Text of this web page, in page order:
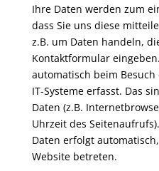
Ihre Daten werden zum
dass Sie uns diese
z.B. um Daten handeln,
Kontaktformular
automatisch beim
IT-Systeme erfasst. Das
Daten (z.B.
Uhrzeit des
Daten erfolgt
Website betreten.